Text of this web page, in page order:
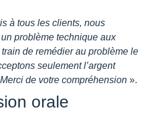
à tous les clients, nous
problème technique aux
de remédier au problème le
seulement l’argent
de votre compréhension ».
orale